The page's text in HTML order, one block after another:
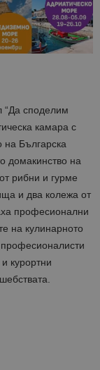
“Да споделим
камара с
на Българска
домакинство на
рибни и гурме
и два колежа от
професионални
на кулинарното
професионалисти
курортни